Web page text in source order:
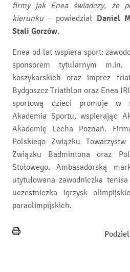
firmy jak Enea świadczy, że
kierunku– powiedział Daniel
Stali Gorzów.
Enea od lat wspiera sport:
sponsorem tytularnym
koszykarskich oraz imprez
Bydgoszcz Triathlon oraz Enea
sportową dzieci promuje w
Akademia Sportu, wspierając
Akademię Lecha Poznań.
Polskiego Związku
Związku Badmintona oraz
Stołowego. Ambasadorską
utytułowana zawodniczka
uczestniczka igrzysk
paraolimpijskich.
Wydrukuj